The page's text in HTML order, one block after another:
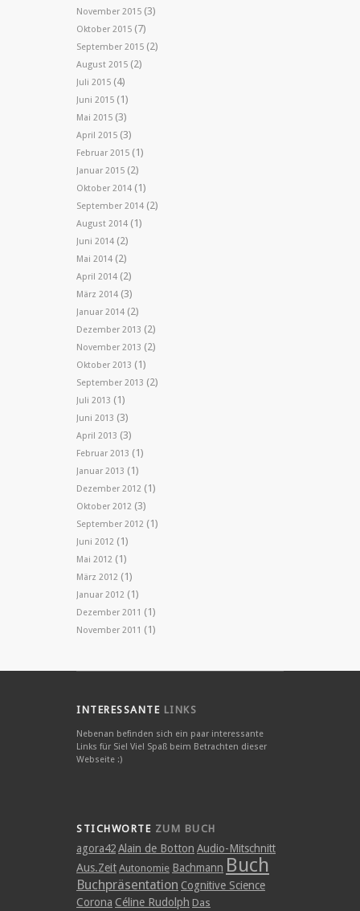
November 2015 (3)
Oktober 2015 (7)
September 2015 (2)
August 2015 (2)
Juli 2015 (4)
Juni 2015 (1)
Mai 2015 (3)
April 2015 (3)
Februar 2015 (1)
Januar 2015 (2)
Oktober 2014 (1)
September 2014 (2)
August 2014 (1)
Juni 2014 (2)
Mai 2014 (2)
April 2014 (2)
März 2014 (3)
Januar 2014 (2)
Dezember 2013 (2)
November 2013 (2)
Oktober 2013 (1)
September 2013 (2)
Juli 2013 (1)
Juni 2013 (3)
April 2013 (3)
Februar 2013 (1)
Januar 2013 (1)
Dezember 2012 (1)
Oktober 2012 (3)
September 2012 (1)
Juni 2012 (1)
Mai 2012 (1)
März 2012 (1)
Januar 2012 (1)
Dezember 2011 (1)
November 2011 (1)
INTERESSANTE LINKS
Nebenan befinden sich ein paar interessante
Links für Sie! Viel Spaß beim Betrachten dieser
Webseite :)
STICHWORTE ZUM BUCH
agora42Alain de Botton Audio-Mitschnitt
Aus.Zeit Autonomie Bachmann Buch
Buchpräsentation Cognitive Science
Corona Céline Rudolph Das